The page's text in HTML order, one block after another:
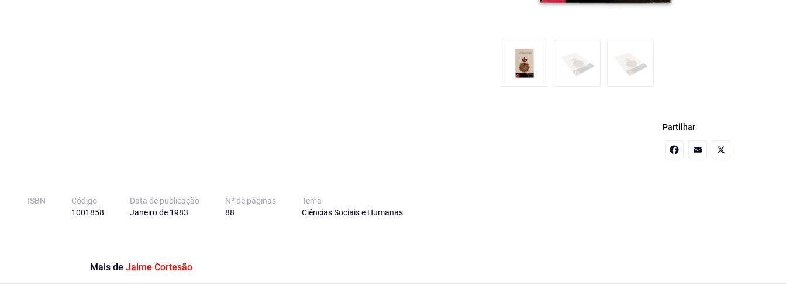
Partilhar
ISBN
Código
1001858
Data de publicação
Janeiro de 1983
Nº de páginas
88
Tema
Ciências Sociais e Humanas
Mais de Jaime Cortesão